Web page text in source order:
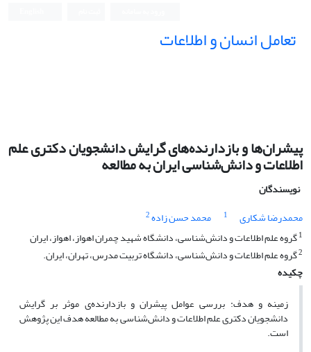
تعامل انسان و اطلاعات
پیشران‌ها و بازدارنده‌های گرایش دانشجویان دکتری علم
اطلاعات و دانش‌شناسی ایران به مطالعه
نویسندگان
محمدرضا شکاری
1 محمد حسن زاده2
1گروه علم اطلاعات و دانش‌شناسی، دانشگاه شهید چمران اهواز، اهواز، ایران
2گروه علم اطلاعات و دانش‌شناسی، دانشگاه تربیت مدرس، تهران، ایران.
چکیده
زمینه و هدف: بررسی عوامل پیشران و بازدارندهی موثر بر گرایش
دانشجویان دکتری علم اطلاعات و دانش‌شناسی به مطالعه هدف این پژوهش
است.